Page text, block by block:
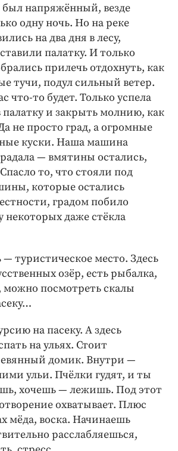
напряжённый, везде
одну ночь. Но на реке
на два дня в лесу,
палатку. И только
прилечь отдохнуть, как
тучи, подул сильный ветер.
что-то будет. Только успела
палатку и закрыть молнию, как
не просто град, а огромные
куски. Наша машина
— вмятины остались,
то, что стояли под
которые остались
градом побило
некоторых даже стёкла
— туристическое место. Здесь
озёр, есть рыбалка,
посмотреть скалы
на пасеку. А здесь
на ульях. Стоит
домик. Внутри —
ульи. Пчёлки ­гудят, и ты
хочешь — лежишь. Под этот
охватывает. Плюс
мёда, воска. Начинаешь
расслабляешься,